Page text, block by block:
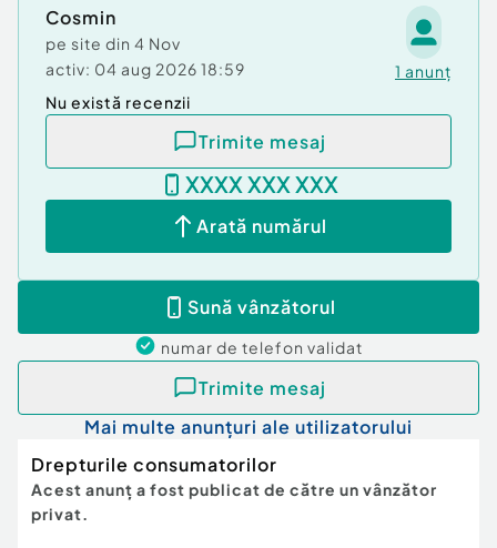
Cosmin
pe site din 4 Nov
activ: 04 aug 2026 18:59 1 anunț
Nu există recenzii
Trimite mesaj
XXXX XXX XXX
Arată numărul
Sună vânzătorul
numar de telefon validat
Trimite mesaj
Mai multe anunțuri ale utilizatorului
Drepturile consumatorilor
Acest anunț a fost publicat de către un vânzător
privat.